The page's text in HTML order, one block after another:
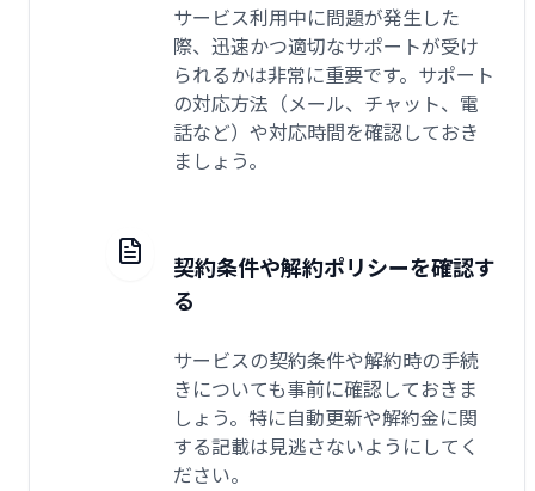
サービス利用中に問題が発生した
際、迅速かつ適切なサポートが受け
られるかは非常に重要です。サポート
の対応方法（メール、チャット、電
話など）や対応時間を確認しておき
ましょう。
契約条件や解約ポリシーを確認す
る
サービスの契約条件や解約時の手続
きについても事前に確認しておきま
しょう。特に自動更新や解約金に関
する記載は見逃さないようにしてく
ださい。